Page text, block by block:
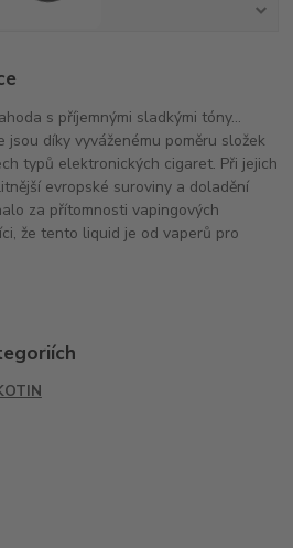
s příjemnými sladkými tóny...
jsou díky vyváženému poměru složek
typů elektronických cigaret. Při jejich
evropské suroviny a doladění
za přítomnosti vapingových
že tento liquid je od vaperů pro